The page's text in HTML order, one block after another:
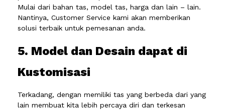
Mulai dari bahan tas, model tas, harga dan lain – lain.
Nantinya, Customer Service kami akan memberikan
solusi terbaik untuk pemesanan anda.
5. Model dan Desain dapat di
Kustomisasi
Terkadang, dengan memiliki tas yang berbeda dari yang
lain membuat kita lebih percaya diri dan terkesan